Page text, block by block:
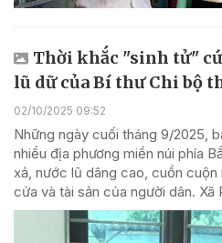
Thời khắc "sinh tử"
lũ dữ của Bí thư Chi bộ
02/10/2025 09:52
Những ngày cuối tháng 9/2025,
nhiều địa phương miền núi phía
xả, nước lũ dâng cao, cuồn cuộn
cửa và tài sản của người dân. Xã